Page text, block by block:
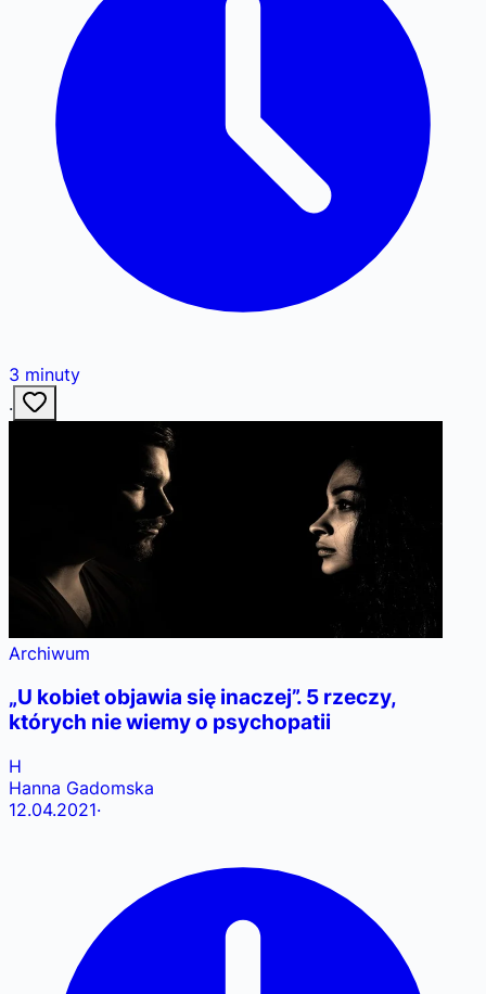
3 minuty
·
Archiwum
„U kobiet objawia się inaczej”. 5 rzeczy,
których nie wiemy o psychopatii
H
Hanna Gadomska
12.04.2021·